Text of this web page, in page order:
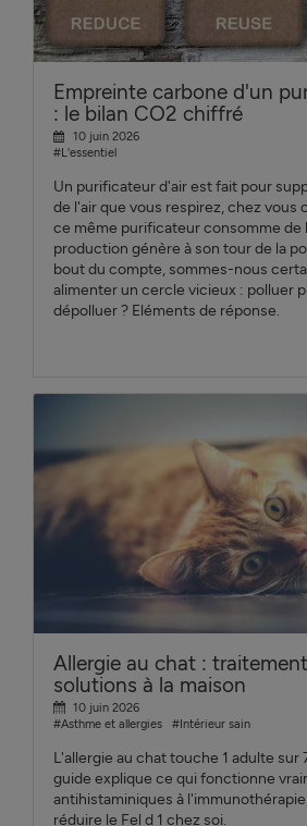
Empreinte carbone d'un
: le bilan CO2 chiffré
10 juin 2026
#L'essentiel
Un purificateur d'air est fait pour
de l'air que vous respirez, chez vous
ce même purificateur consomme de
production génère à son tour de la
bout du compte, sommes-nous
alimenter un cercle vicieux : polluer
dépolluer ? Eléments de réponse.
Allergie au chat :
solutions à la maison
10 juin 2026
#Asthme et allergies
#Intérieur sain
L'allergie au chat touche 1 adulte sur
guide explique ce qui fonctionne
antihistaminiques à
réduire le Fel d 1 chez soi.